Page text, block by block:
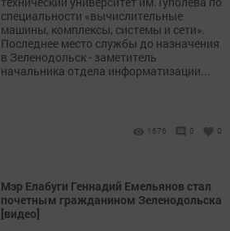
специальности «вычислительные
машины, комплексы, системы и сети».
Последнее место службы до назначения
в Зеленодольск - заметитель
начальника отдела информатизации...
1676 0 0
Мэр Елабуги Геннадий Емельянов стал
почетным гражданином Зеленодольска
[видео]